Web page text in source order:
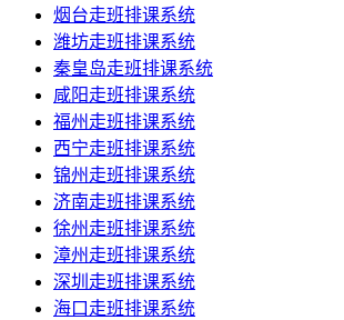
烟台走班排课系统
潍坊走班排课系统
秦皇岛走班排课系统
咸阳走班排课系统
福州走班排课系统
西宁走班排课系统
锦州走班排课系统
济南走班排课系统
徐州走班排课系统
漳州走班排课系统
深圳走班排课系统
海口走班排课系统